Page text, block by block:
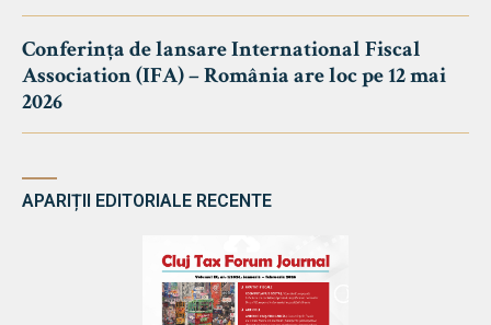
Conferința de lansare International Fiscal
Association (IFA) – România are loc pe 12 mai
2026
APARIȚII EDITORIALE RECENTE